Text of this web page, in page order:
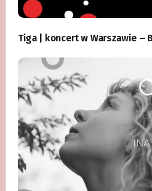
Tiga | koncert w Warszawie –